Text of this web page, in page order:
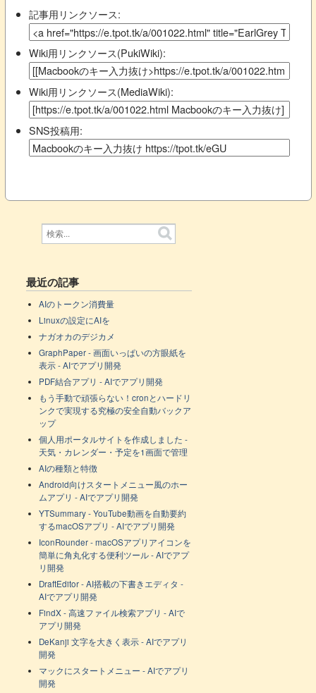
記事用リンクソース:
Wiki用リンクソース(PukiWiki):
Wiki用リンクソース(MediaWiki):
SNS投稿用:
最近の記事
AIのトークン消費量
Linuxの設定にAIを
ナガオカのデジカメ
GraphPaper - 画面いっぱいの方眼紙を
表示 - AIでアプリ開発
PDF結合アプリ - AIでアプリ開発
もう手動で頑張らない！cronとハードリ
ンクで実現する究極の安全自動バックア
ップ
個人用ポータルサイトを作成しました -
天気・カレンダー・予定を1画面で管理
AIの種類と特徴
Android向けスタートメニュー風のホー
ムアプリ - AIでアプリ開発
YTSummary - YouTube動画を自動要約
するmacOSアプリ - AIでアプリ開発
IconRounder - macOSアプリアイコンを
簡単に角丸化する便利ツール - AIでアプ
リ開発
DraftEditor - AI搭載の下書きエディタ -
AIでアプリ開発
FindX - 高速ファイル検索アプリ - AIで
アプリ開発
DeKanji 文字を大きく表示 - AIでアプリ
開発
マックにスタートメニュー - AIでアプリ
開発